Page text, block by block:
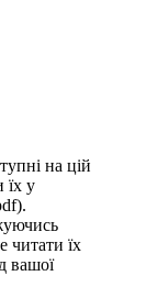
на цій
їх у
читати їх
вашої